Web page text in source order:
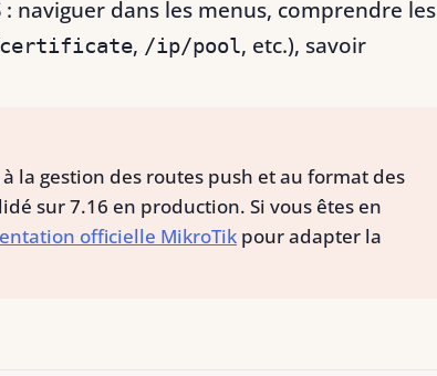
: naviguer dans les menus, comprendre les
certificate, /ip/pool, etc.), savoir
la gestion des routes push et au format des
sur 7.16 en production. Si vous êtes en
officielle MikroTik pour adapter la